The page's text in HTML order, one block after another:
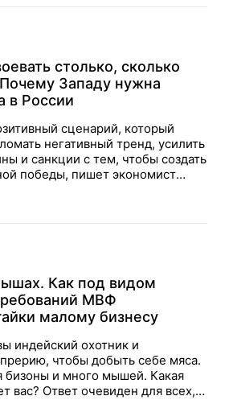
выжить в этой войне.
столько, сколько
Западу нужна
в России
сценарий, который
негативный тренд, усилить
и санкции с тем, чтобы создать
победы, пишет экономист
Как под видом
МВФ
малому бизнесу
индейский охотник и
чтобы добыть себе мяса.
бизоны и много мышей. Какая
вас? Ответ очевиден для всех,